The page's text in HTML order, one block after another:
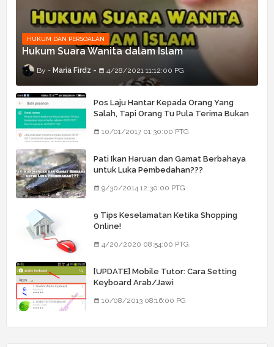
HUKUM DAN PERSOALAN
Hukum Suara Wanita dalam Islam
Maria Firdz 4/28/2021 11:12:00 PG
Pos Laju Hantar Kepada Orang Yang
Salah, Tapi Orang Tu Pula Terima Bukan
10/01/2017 01:30:00 PTG
Pati Ikan Haruan dan Gamat Berbahaya
untuk Luka Pembedahan???
9/30/2014 12:30:00 PTG
9 Tips Keselamatan Ketika Shopping
Online!
4/20/2020 08:54:00 PTG
[UPDATE] Mobile Tutor: Cara Setting
Keyboard Arab/Jawi
10/08/2013 08:16:00 PG